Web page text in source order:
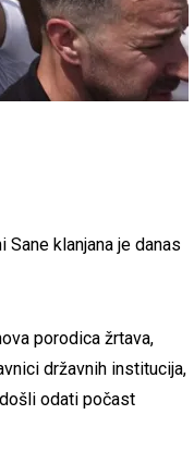
klanjana je danas
porodica žrtava,
državnih institucija,
odati počast